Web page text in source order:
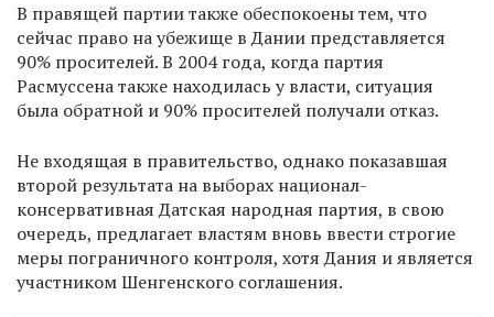
В правящей партии также обеспокоены тем, что
сейчас право на убежище в Дании представляется
90% просителей. В 2004 года, когда партия
Расмуссена также находилась у власти, ситуация
была обратной и 90% просителей получали отказ.
Не входящая в правительство, однако показавшая
второй результата на выборах национал-
консервативная Датская народная партия, в свою
очередь, предлагает властям вновь ввести строгие
меры пограничного контроля, хотя Дания и является
участником Шенгенского соглашения.